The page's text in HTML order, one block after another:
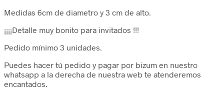
Medidas 6cm de diametro y 3 cm de alto.
¡¡¡¡Detalle muy bonito para invitados !!!
Pedido mínimo 3 unidades.
Puedes hacer tú pedido y pagar por bizum en nuestro
whatsapp a la derecha de nuestra web te atenderemos
encantados.